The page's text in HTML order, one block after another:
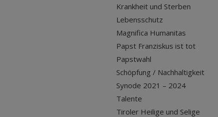
Krankheit und Sterben
Lebensschutz
Magnifica Humanitas
Papst Franziskus ist tot
Papstwahl
Schöpfung / Nachhaltigkeit
Synode 2021 – 2024
Talente
Tiroler Heilige und Selige